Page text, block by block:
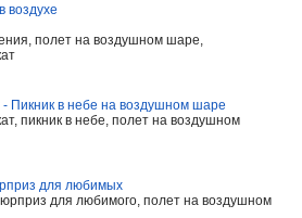
воздухе
Пикник в небе на воздушном шаре
для любимых